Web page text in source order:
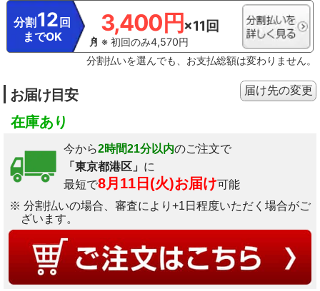
分割 12 回
までOK
3,400円×11回
※ 初回のみ4,570円
分割払いを選んでも、お支払総額は変わりません。
お届け目安
在庫あり
今から2時間21分以内のご注文で
「東京都港区」 に
最短で8月11日(火)お届け可能
※ 分割払いの場合、審査により+1日程度いただく場合がご
ざいます。
届け先の変更